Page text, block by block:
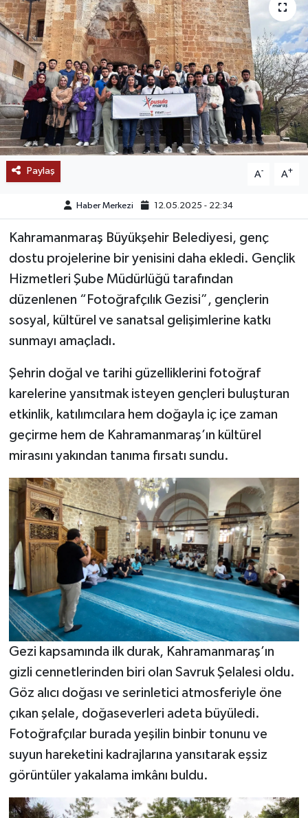
Paylaş A- A+
Haber Merkezi 12.05.2025 - 22:34
Kahramanmaraş Büyükşehir Belediyesi, genç
dostu projelerine bir yenisini daha ekledi. Gençlik
Hizmetleri Şube Müdürlüğü tarafından
düzenlenen “Fotoğrafçılık Gezisi”, gençlerin
sosyal, kültürel ve sanatsal gelişimlerine katkı
sunmayı amaçladı.
Şehrin doğal ve tarihi güzelliklerini fotoğraf
karelerine yansıtmak isteyen gençleri buluşturan
etkinlik, katılımcılara hem doğayla iç içe zaman
geçirme hem de Kahramanmaraş’ın kültürel
mirasını yakından tanıma fırsatı sundu.
Gezi kapsamında ilk durak, Kahramanmaraş’ın
gizli cennetlerinden biri olan Savruk Şelalesi oldu.
Göz alıcı doğası ve serinletici atmosferiyle öne
çıkan şelale, doğaseverleri adeta büyüledi.
Fotoğrafçılar burada yeşilin binbir tonunu ve
suyun hareketini kadrajlarına yansıtarak eşsiz
görüntüler yakalama imkânı buldu.
SAĞLIK
EĞİTİM
BÖLGE
KEŞFET
POPÜLER
DÜNYA
TREND
OTOMOTİV
TEKNOLOJİ
YAŞAM
KÜLTÜR SANAT